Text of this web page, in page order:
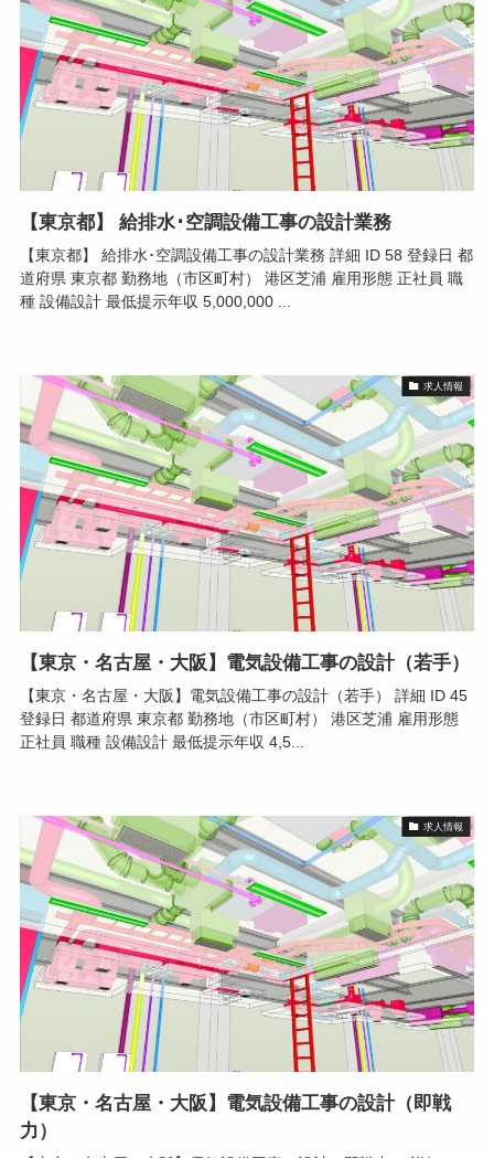
【東京都】 給排水･空調設備工事の設計業務
【東京都】 給排水･空調設備工事の設計業務 詳細 ID 58 登録日 都
道府県 東京都 勤務地（市区町村） 港区芝浦 雇用形態 正社員 職
種 設備設計 最低提示年収 5,000,000 ...
求人情報
【東京・名古屋・大阪】電気設備工事の設計（若手）
【東京・名古屋・大阪】電気設備工事の設計（若手） 詳細 ID 45
登録日 都道府県 東京都 勤務地（市区町村） 港区芝浦 雇用形態
正社員 職種 設備設計 最低提示年収 4,5...
求人情報
【東京・名古屋・大阪】電気設備工事の設計（即戦
力）